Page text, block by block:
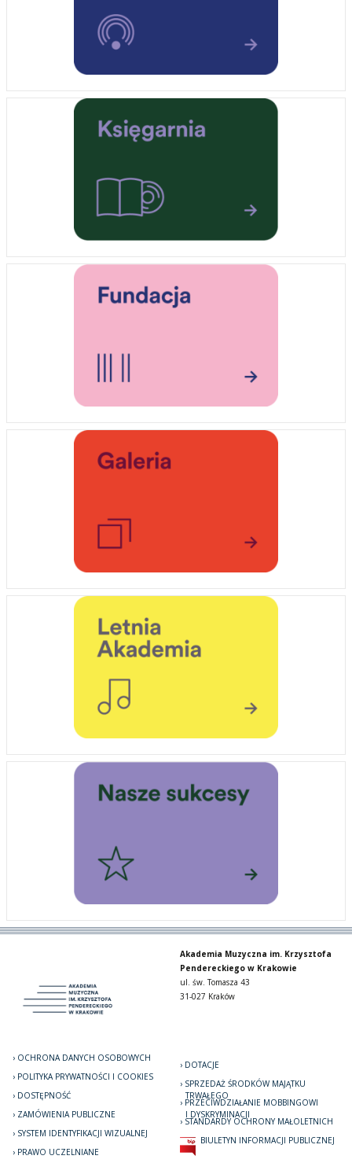
Akademia Muzyczna im. Krzysztofa
Pendereckiego w Krakowie
ul. św. Tomasza 43
31-027 Kraków
OCHRONA DANYCH OSOBOWYCH
POLITYKA PRYWATNOŚCI I COOKIES
DOSTĘPNOŚĆ
ZAMÓWIENIA PUBLICZNE
SYSTEM IDENTYFIKACJI WIZUALNEJ
PRAWO UCZELNIANE
DOTACJE
SPRZEDAŻ ŚRODKÓW MAJĄTKU
TRWAŁEGO
PRZECIWDZIAŁANIE MOBBINGOWI
I DYSKRYMINACJI
STANDARDY OCHRONY MAŁOLETNICH
BIULETYN INFORMACJI PUBLICZNEJ